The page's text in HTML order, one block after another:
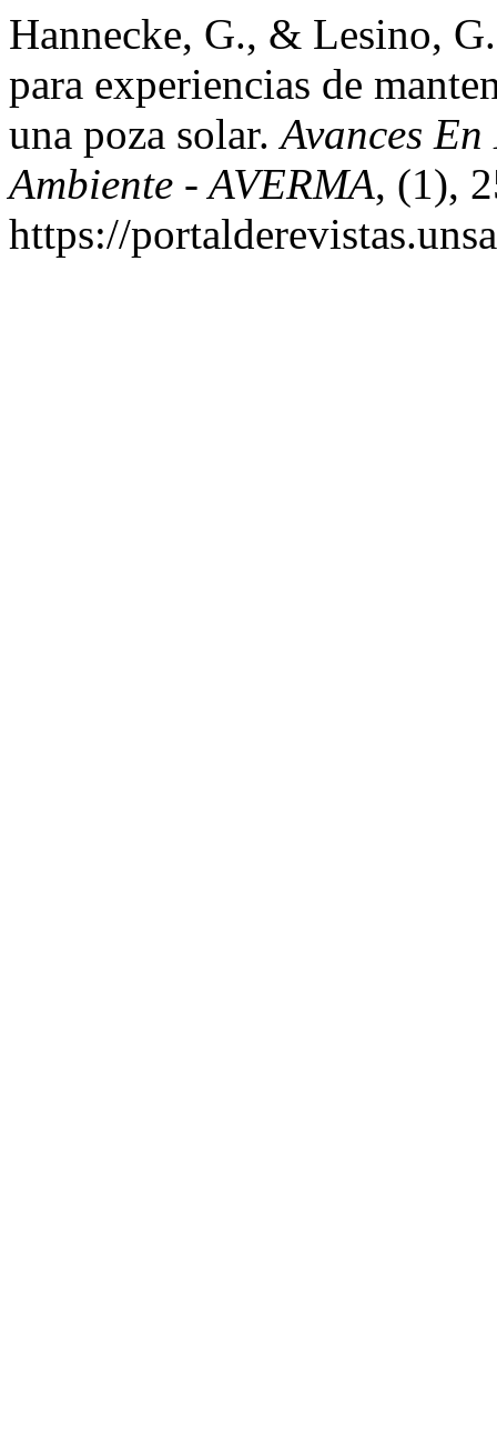
Hannecke, G., & Lesino,
para experiencias de
una poza solar.Avances
Ambiente - AVERMA, (1),
https://